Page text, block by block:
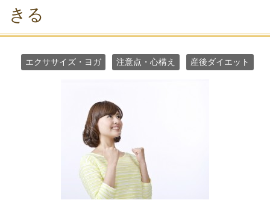
きる
エクササイズ・ヨガ 注意点・心構え 産後ダイエット